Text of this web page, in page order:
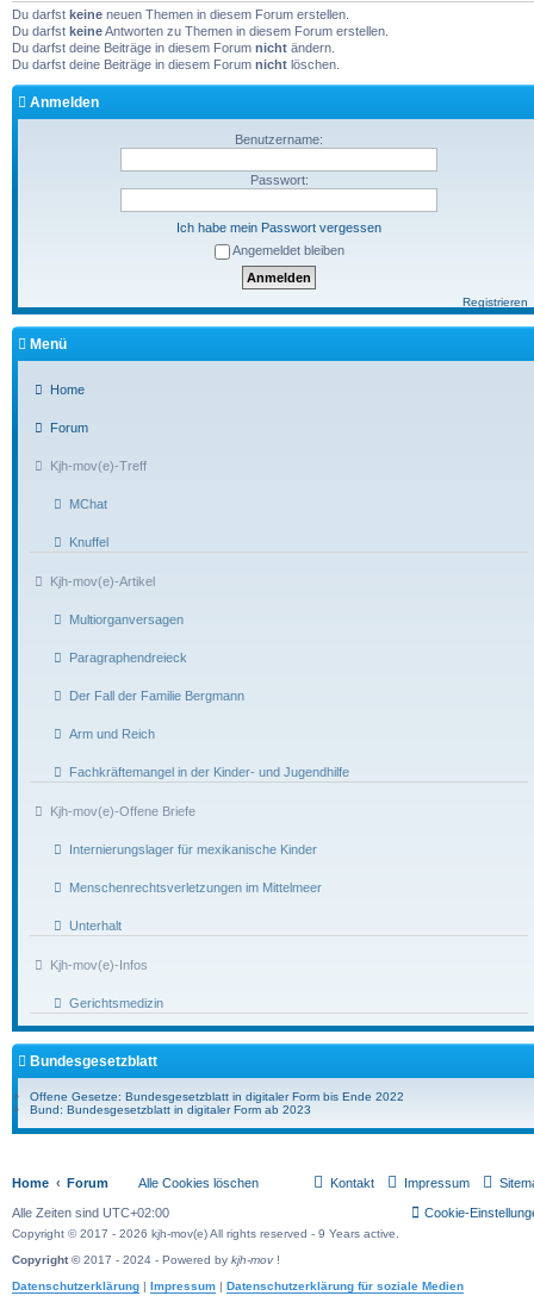
Du darfst keine neuen Themen in diesem Forum erstellen.
Du darfst keineAntworten zu Themen in diesem Forum erstellen.
Du darfst deine Beiträge in diesem Forum nicht ändern.
Du darfst deine Beiträge in diesem Forum nicht löschen.
Anmelden
Benutzername:
Passwort:
Ich habe mein Passwort vergessen
Angemeldet bleiben
Registrieren
Menü
Home
Forum
Kjh-mov(e)-Treff
MChat
Knuffel
Kjh-mov(e)-Artikel
Multiorganversagen
Paragraphendreieck
Der Fall der Familie Bergmann
Arm und Reich
Fachkräftemangel in der Kinder- und Jugendhilfe
Kjh-mov(e)-Offene Briefe
Internierungslager für mexikanische Kinder
Menschenrechtsverletzungen im Mittelmeer
Unterhalt
Kjh-mov(e)-Infos
Gerichtsmedizin
Bundesgesetzblatt
Offene Gesetze: Bundesgesetzblatt in digitaler Form bis Ende 2022
Bund: Bundesgesetzblatt in digitaler Form ab 2023
Home Forum Impressum
Kontakt
Alle Cookies löschen
Alle Zeiten sind UTC+02:00 Cookie-
Copyright © 2017 - 2026 kjh-mov(e) All rights reserved - 9 Years active.
Copyright ©2017 - 2024 - Powered by kjh-mov!
Datenschutzerklärung | Impressum | Datenschutzerklärung für soziale Medien